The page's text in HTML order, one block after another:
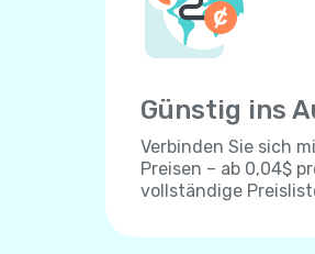
Günstig ins
Verbinden Sie sich
Preisen – ab 0,04$
vollständige